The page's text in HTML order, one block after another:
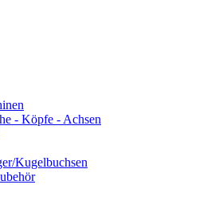
- Köpfe - Achsen
Kugelbuchsen